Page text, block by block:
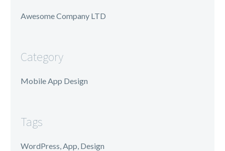
Awesome Company LTD
Category
Mobile App Design
Tags
WordPress, App, Design